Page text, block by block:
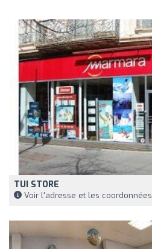
TUI STORE
Voir l'adresse et les coordonnées